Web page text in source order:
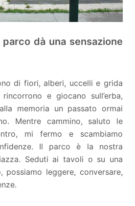
dà una sensazione
di fiori, alberi, uccelli e grida
e giocano sull’erba,
memoria un passato ormai
Mentre cammino, saluto le
mi fermo e scambiamo
Il parco è la nostra
Seduti ai tavoli o su una
possiamo leggere, conversare,